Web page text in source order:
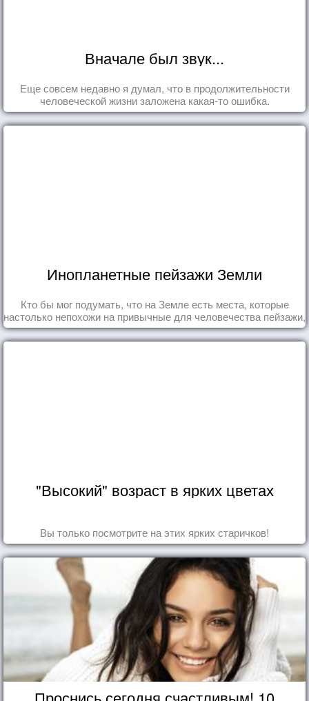
Вначале был звук...
Еще совсем недавно я думал, что в продолжительности
человеческой жизни заложена какая-то ошибка.
Инопланетные пейзажи Земли
Кто бы мог подумать, что на Земле есть места, которые
настолько непохожи на привычные для человечества пейзажи,
что кажутся и вовсе инопланетными!
"Высокий" возраст в ярких цветах
Вы только посмотрите на этих ярких старичков!